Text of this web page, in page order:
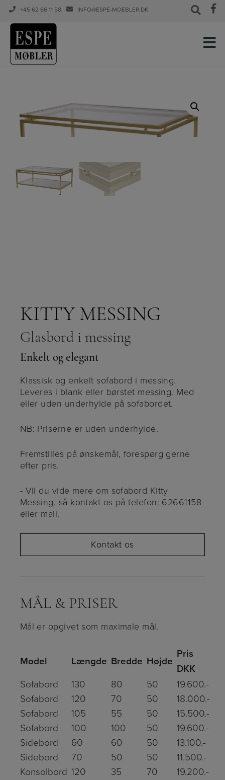
+45 62 66 11 58 INFO@ESPE-MOEBLER.DK
KITTY MESSING
Glasbord i messing
Enkelt og elegant
Klassisk og enkelt sofabord i messing.
Leveres i blank eller børstet messing. Med
eller uden underhylde på sofabordet.
NB: Priserne er uden underhylde.
Fremstilles på ønskemål, forespørg gerne
efter pris.
- Vil du vide mere om sofabord Kitty
Messing, så kontakt os på telefon: 62661158
eller mail.
Kontakt os
MÅL & PRISER
Mål er opgivet som maximale mål.
Model Længde Bredde Højde
Pris
DKK
Sofabord
130 80 50
19.600.-
Sofabord
120 70 50
18.000.-
Sofabord
105 55 50
15.500.-
Sofabord
100 100 50
19.600.-
Sidebord
60 60 50
13.100.-
Sidebord
70 50 50
11.500.-
Konsolbord 120 35 70 19.200.-